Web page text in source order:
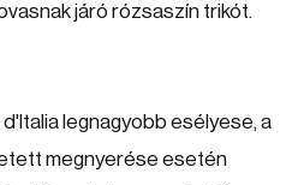
járó rózsaszín trikót.
legnagyobb esélyese, a
megnyerése esetén